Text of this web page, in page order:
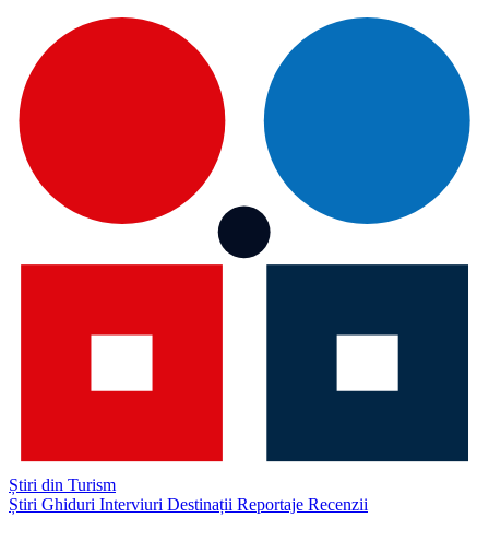
Știri din Turism
Știri Ghiduri Interviuri Destinații Reportaje Recenzii